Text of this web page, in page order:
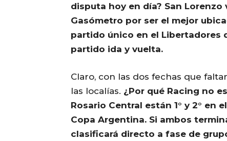
disputa hoy en día? San
Gasómetro por ser el mejor
partido único en el Libertadores
partido ida y vuelta.
Claro, con las dos fechas que
las localías. ¿Por qué Racing no
Rosario Central están 1° y 2° en
Copa Argentina. Si ambos
clasificará directo a fase de